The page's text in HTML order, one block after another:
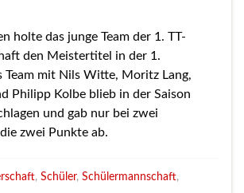
holte das junge Team der 1. TT-
den Meistertitel in der 1.
Team mit Nils Witte, Moritz Lang,
Philipp Kolbe blieb in der Saison
und gab nur bei zwei
zwei Punkte ab.
, Schüler, Schülermannschaft,